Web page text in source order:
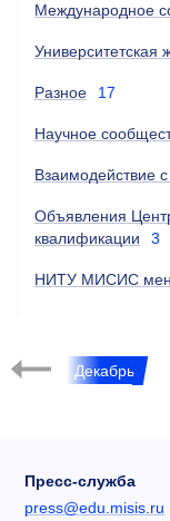
Международное
Университетская
Разное 17
Научное
Взаимодействие
Объявления
квалификации
3
НИТУ МИСИС
Декабрь
Пресс-служба
press@edu.misis.ru